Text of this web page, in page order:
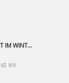
WENN ANDERE BIKEPARKS LÄNGST IM WINTERSCHLAF SIND, IST MAN IN SAALFELDEN LEOGANG IMMER NOCH AM MOUNTAINBIKEN. IST DER HERBST DIE SCHÖNSTE ZEIT DES JAHRES? AUF DEN TRAILS RUND UM SAALFELDEN LEOGANG UND IM EPIC BIKEPARK LEOGANG IST ER DAS AUF JEDEN FALL – UND DIE GEFÜHLT DIE LÄNGSTE NOCH DAZU. NOCH BIS MINDESTENS 8. NOVEMBER STEHT DAS PINZGAUER MOUNTAINBIKE-PARADIES ALLEN RIDERN OFFEN, DIE EINFACH NICHT GENUG KRIEGEN KÖNNEN. DABEI HÄLT DIE GOLDENE JAHRESZEIT IN SAALFELDEN LEOGANG WEIT MEHR ALS LINES, TRAILS UND HERBSTPANORAMEN BEREIT: MIT DEM BIKE FESTIVAL, VERSCHIEDENEN LADIES SHRED EVENTS UND EINEM DIE GESAMTE SAISON ANDAUERNDEN PHOTO CONTEST ZUM 25-JÄHRIGEN BIKEPARK-JUBILÄUM GIBT ES RUND UM ÖSTERREICHS ÄLTESTEN BIKEPARK EINIGES ZU ERLEBEN.
im